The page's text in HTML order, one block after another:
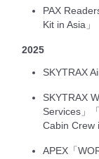
PAX
Kit in Asia」
2025
SKYTRAX
SKYTRAX
Services」
Cabin Crew
APEX「